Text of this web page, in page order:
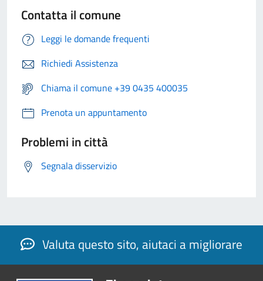
Contatta il comune
Leggi le domande frequenti
Richiedi Assistenza
Chiama il comune +39 0435 400035
Prenota un appuntamento
Problemi in città
Segnala disservizio
Valuta questo sito, aiutaci a migliorare